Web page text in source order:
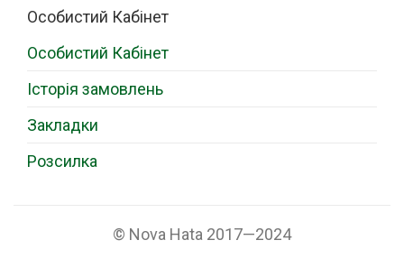
Особистий Кабінет
Особистий Кабінет
Історія замовлень
Закладки
Розсилка
© Nova Hata 2017—2024